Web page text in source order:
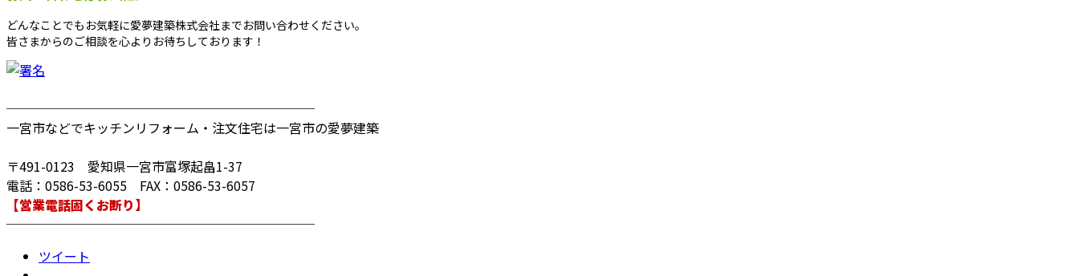
どんなことでもお気軽に愛夢建築株式会社までお問い合わせください。
皆さまからのご相談を心よりお待ちしております！
────────────────────────
一宮市などでキッチンリフォーム・注文住宅は一宮市の愛夢建築
〒491-0123 愛知県一宮市富塚起畠1-37
電話：0586-53-6055 FAX：0586-53-6057
【営業電話固くお断り】
────────────────────────
ツイート